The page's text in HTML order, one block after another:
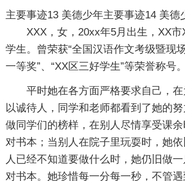
主要事迹13
XXX，女，20xx年5月出生，XX
学生。曾荣获“全国汉语作文考级暨现
一等奖”、“XX区三好学生”等荣誉称号。
平时她在各方面严格要求自己，
以诚待人，同学和老师都看到了她的
做同学们的榜样，在别人尽情享受课
对书本；当别人在院子里玩耍时，她
人已经不知道要做什么时，她仍旧做
对书本。她珍惜每一分每一秒，不管
美德少年主要事迹14 美德